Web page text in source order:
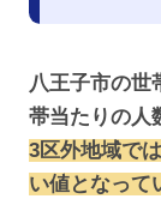
八王子市の世
帯当たりの人
3区外地域で
い値となって